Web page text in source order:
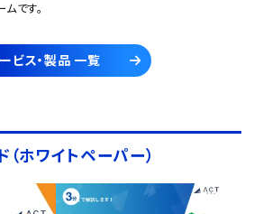
ムです。
ビス・製品 一覧
ホワイトペーパー）